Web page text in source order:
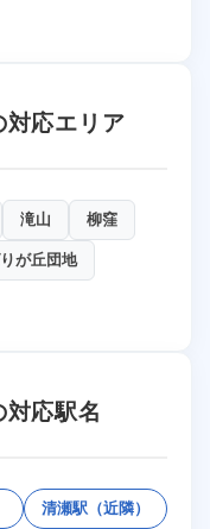
対応エリア
滝山 柳窪
が丘団地
応駅名
清瀬駅（近隣）